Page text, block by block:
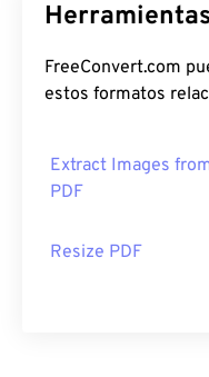
FreeConvert.com
estos formatos
Extract Images
PDF
Resize PDF